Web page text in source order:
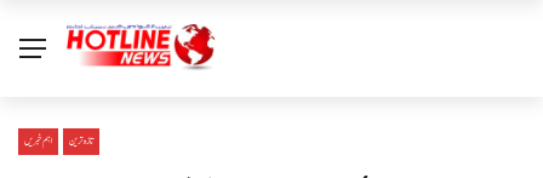
اہم خبریں تازہ ترین